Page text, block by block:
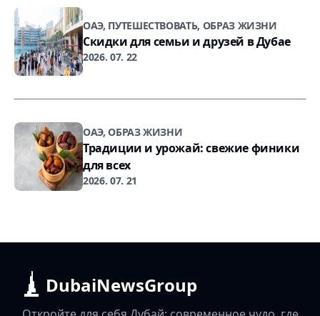
ОАЭ, ПУТЕШЕСТВОВАТЬ, ОБРАЗ ЖИЗНИ
Скидки для семьи и друзей в Дубае
2026. 07. 22
ОАЭ, ОБРАЗ ЖИЗНИ
Традиции и урожай: свежие финики
для всех
2026. 07. 21
DubaiNewsGroup